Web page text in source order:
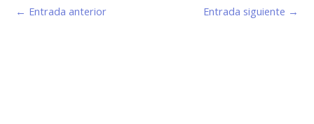
← Entrada anterior Entrada siguiente →